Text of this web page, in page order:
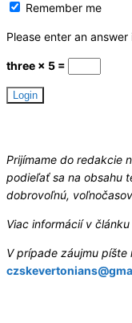
Remember me
Please enter an answer
three × 5 =
Prijímame do redakcie
podieľať sa na obsahu
dobrovoľnú,
Viac informácií v článku
V prípade záujmu píšte